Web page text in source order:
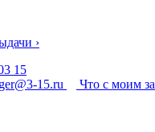
›
15
15.ru
Что с моим